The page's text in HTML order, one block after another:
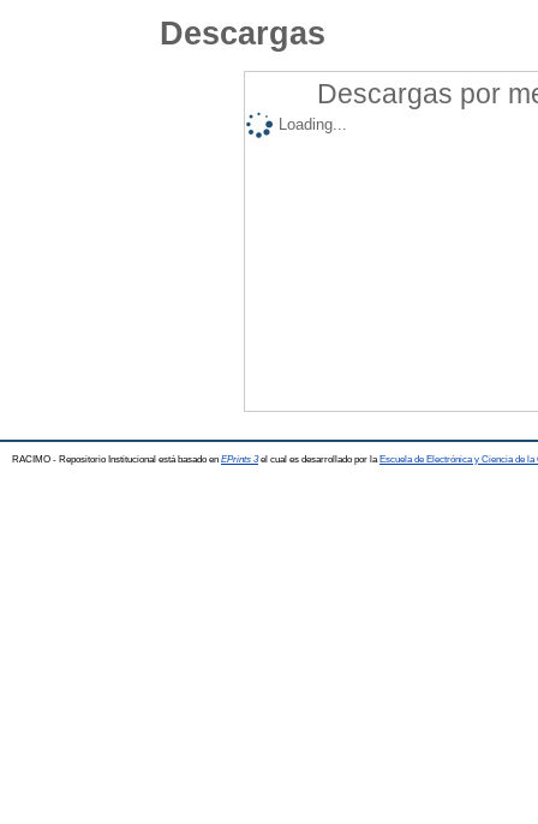
Descargas
Descargas por
Loading...
RACIMO - Repositorio Institucional está basado en EPrints 3el cual es desarrollado por la Escuela de Electrónica y Ciencia de la